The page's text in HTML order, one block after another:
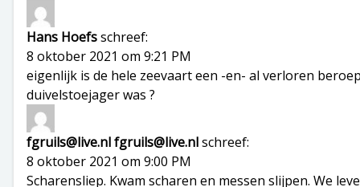
Hans Hoefsschreef:
8 oktober 2021 om 9:21 PM
eigenlijk is de hele zeevaart een -en- al verloren
duivelstoejager was ?
fgruils@live.nl fgruils@live.nlschreef:
8 oktober 2021 om 9:00 PM
Scharensliep. Kwam scharen en messen slijpen. We